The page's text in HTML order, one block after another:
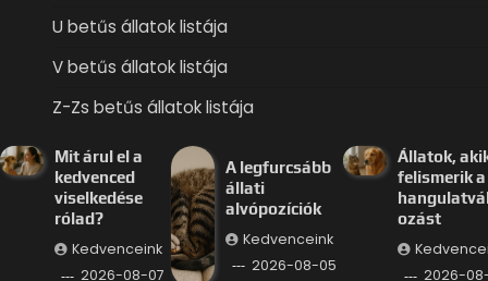
U betűs állatok listája
V betűs állatok listája
Z-Zs betűs állatok listája
Mit árul el a
kedvenced
viselkedése
rólad?
Kedvenceink
2026-08-07
A legfurcsább
állati
alvópozíciók
Kedvenceink
2026-08-05
Állatok,
felismerik a
ozást
2026-